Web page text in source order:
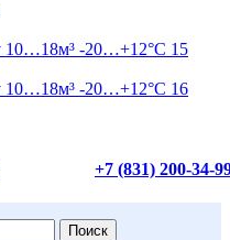
+7 (831) 200-34-
Поиск